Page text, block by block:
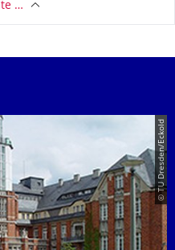
…
© TU Dresden/Eckold